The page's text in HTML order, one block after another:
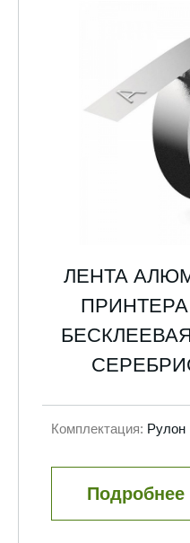
ЛЕНТА
ПРИНТЕРА
Комплектация: Рулон
Подробнее